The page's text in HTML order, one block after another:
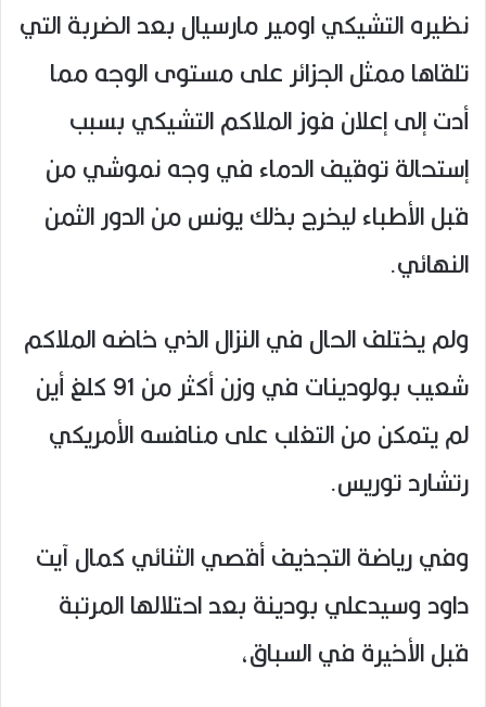
نظيره التشيكي اومير مارسيال بعد الضربة التي
تلقاها ممثل الجزائر على مستوى الوجه مما
أدت إلى إعلان فوز الملاكم التشيكي بسبب
إستحالة توقيف الدماء في وجه نموشي من
قبل الأطباء ليخرج بذلك يونس من الدور الثمن
النهائي.
ولم يختلف الحال في النزال الذي خاضه الملاكم
شعيب بولودينات في وزن أكثر من 91 كلغ أين
لم يتمكن من التغلب على منافسه الأمريكي
رتشارد توريس.
وفي رياضة التجذيف أقصي الثنائي كمال آيت
داود وسيدعلي بودينة بعد احتلالها المرتبة
قبل الأخيرة في السباق،